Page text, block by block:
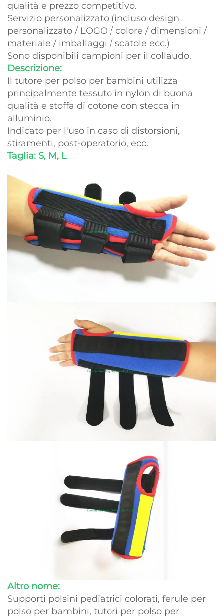
qualità e prezzo competitivo.
Servizio personalizzato (incluso design
personalizzato / LOGO / colore / dimensioni /
materiale / imballaggi / scatole ecc.)
Sono disponibili campioni per il collaudo.
Descrizione:
Il tutore per polso per bambini utilizza
principalmente tessuto in nylon di buona
qualità e stoffa di cotone con stecca in
alluminio.
Indicato per l'uso in caso di distorsioni,
stiramenti, post-operatorio, ecc.
Taglia: S, M, L
Altro nome:
Supporti polsini pediatrici colorati, ferule per
polso per bambini, tutori per polso per